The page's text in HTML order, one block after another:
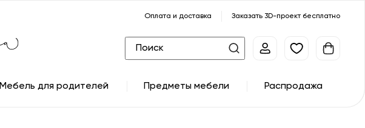
Оплата и доставка Заказать 3D-проект бесплатно
Мебель для родителей Предметы мебели Распродажа